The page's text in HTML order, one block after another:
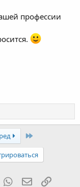
профессии
Последняя
WhatsApp Ссылка